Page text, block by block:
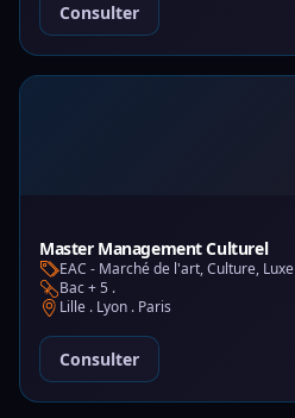
Consulter
Master Management Culturel
EAC - Marché de l'art, Culture, Luxe
Bac + 5 .
Lille . Lyon . Paris
Consulter